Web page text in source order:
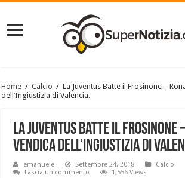
Home / Calcio / La Juventus Batte il Frosinone –
dell’Ingiustizia di Valencia.
La Juventus Batte il Frosinone
Vendica dell’Ingiustizia di
emanuele Settembre 24, 2018
Calcio
Lascia un commento
1,556 Views